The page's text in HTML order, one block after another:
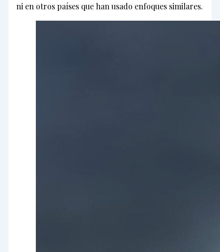
ni en otros países que han usado enfoques similares.